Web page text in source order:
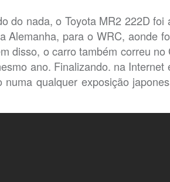
do nada, o Toyota MR2 222D foi
Alemanha, para o WRC, aonde
disso, o carro também correu
ano. Finalizando. na Internet
numa qualquer exposição